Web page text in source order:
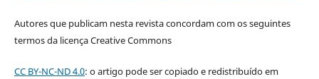
Autores que publicam nesta revista concordam com os seguintes
termos da licença Creative Commons
CC BY-NC-ND 4.0: o artigo pode ser copiado e redistribuído em